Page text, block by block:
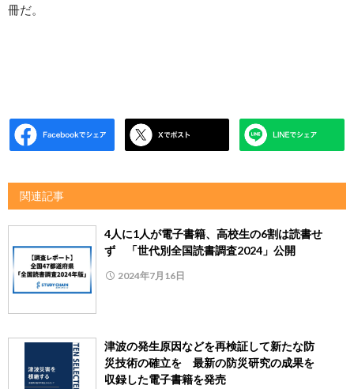
冊だ。
関連記事
4人に1人が電子書籍、高校生の6割は読書せ
ず 「世代別全国読書調査2024」公開
2024年7月16日
津波の発生原因などを再検証して新たな防
災技術の確立を 最新の防災研究の成果を
収録した電子書籍を発売